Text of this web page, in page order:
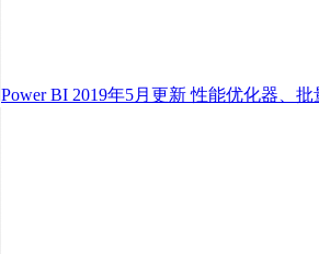
Power BI 2019年5月更新性能优化器、批